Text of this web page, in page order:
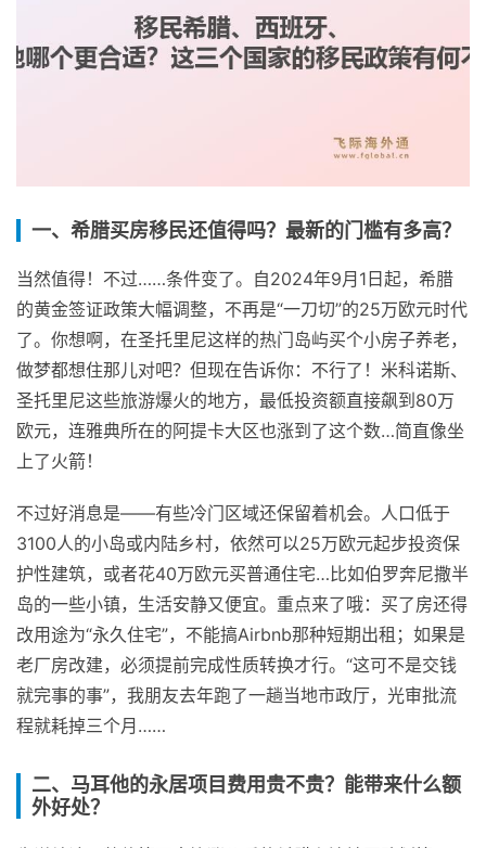
一、希腊买房移民还值得吗？最新的门槛有多高？
当然值得！不过……条件变了。自2024年9月1日起，希腊
的黄金签证政策大幅调整，不再是“一刀切”的25万欧元时代
了。你想啊，在圣托里尼这样的热门岛屿买个小房子养老，
做梦都想住那儿对吧？但现在告诉你：不行了！米科诺斯、
圣托里尼这些旅游爆火的地方，最低投资额直接飙到80万
欧元，连雅典所在的阿提卡大区也涨到了这个数…简直像坐
上了火箭！
不过好消息是——有些冷门区域还保留着机会。人口低于
3100人的小岛或内陆乡村，依然可以25万欧元起步投资保
护性建筑，或者花40万欧元买普通住宅…比如伯罗奔尼撒半
岛的一些小镇，生活安静又便宜。重点来了哦：买了房还得
改用途为“永久住宅”，不能搞Airbnb那种短期出租；如果是
老厂房改建，必须提前完成性质转换才行。“这可不是交钱
就完事的事”，我朋友去年跑了一趟当地市政厅，光审批流
程就耗掉三个月……
二、马耳他的永居项目费用贵不贵？能带来什么额
外好处？